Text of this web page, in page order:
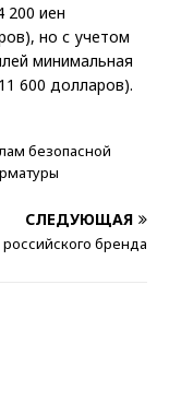
200 иен
но с учетом
минимальная
600 долларов).
безопасной
СЛЕДУЮЩАЯ
бренда